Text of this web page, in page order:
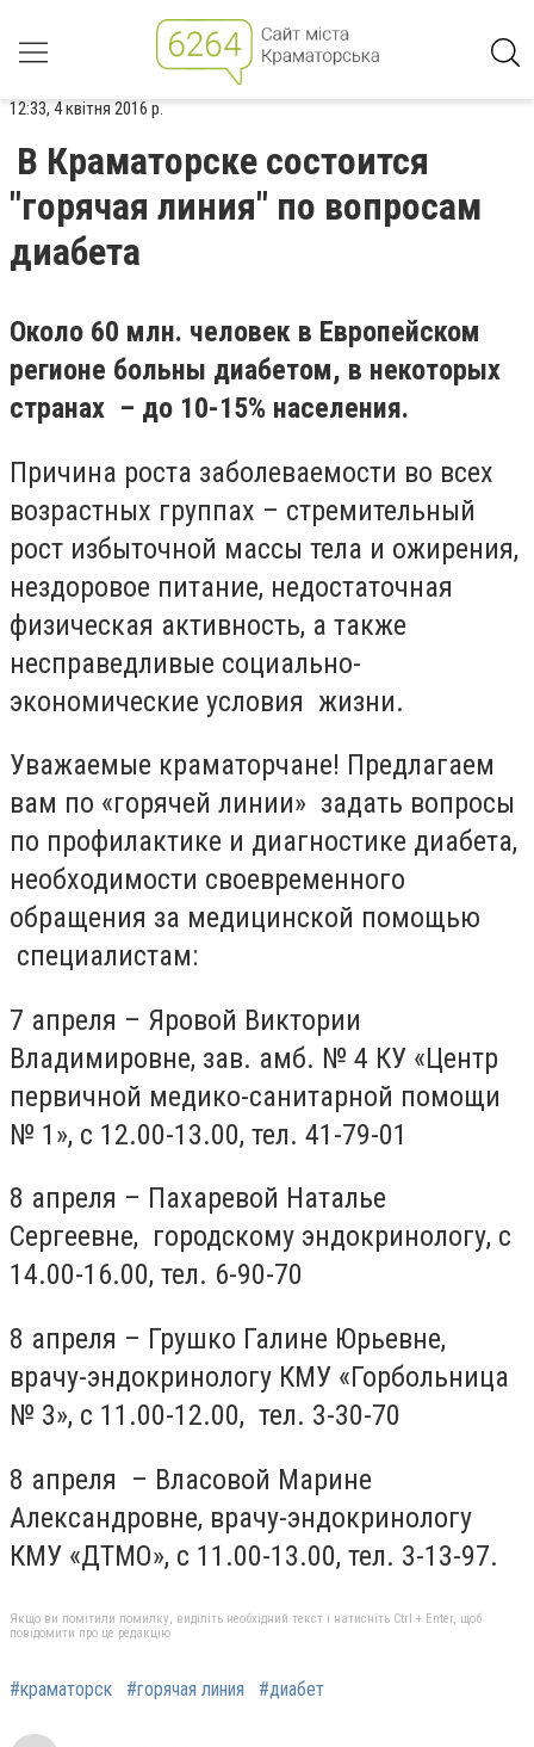
12:33, 4 квітня 2016 р.
В Краматорске состоится
"горячая линия" по вопросам
диабета
Около 60 млн. человек в Европейском
регионе больны диабетом, в некоторых
странах – до 10-15% населения.
Причина роста заболеваемости во всех
возрастных группах – стремительный
рост избыточной массы тела и ожирения,
нездоровое питание, недостаточная
физическая активность, а также
несправедливые социально-
экономические условия жизни.
Уважаемые краматорчане! Предлагаем
вам по «горячей линии» задать вопросы
по профилактике и диагностике диабета,
необходимости своевременного
обращения за медицинской помощью
специалистам:
7 апреля – Яровой Виктории
Владимировне, зав. амб. № 4 КУ «Центр
первичной медико-санитарной помощи
№ 1», с 12.00-13.00, тел. 41-79-01
8 апреля – Пахаревой Наталье
Сергеевне, городскому эндокринологу, с
14.00-16.00, тел. 6-90-70
8 апреля – Грушко Галине Юрьевне,
врачу-эндокринологу КМУ «Горбольница
№ 3», с 11.00-12.00, тел. 3-30-70
8 апреля – Власовой Марине
Александровне, врачу-эндокринологу
КМУ «ДТМО», с 11.00-13.00, тел. 3-13-97.
Якщо ви помітили помилку, виділіть необхідний текст і натисніть Ctrl + Enter, щоб
повідомити про це редакцію
#краматорск #горячая линия #диабет